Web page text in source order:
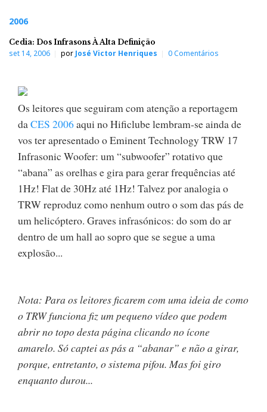
2006
Cedia: Dos Infrasons À Alta Definição
set 14, 2006 por José Victor Henriques 0 Comentários
Os leitores que seguiram com atenção a reportagem
daCES 2006aqui no Hificlube lembram-se ainda de
vos ter apresentado o Eminent Technology TRW 17
Infrasonic Woofer: um “subwoofer” rotativo que
“abana” as orelhas e gira para gerar frequências até
1Hz! Flat de 30Hz até 1Hz! Talvez por analogia o
TRW reproduz como nenhum outro o som das pás de
um helicóptero. Graves infrasónicos: do som do ar
dentro de um hall ao sopro que se segue a uma
explosão...
Nota: Para os leitores ficarem com uma ideia de como
o TRW funciona fiz um pequeno vídeo que podem
abrir no topo desta página clicando no ícone
amarelo. Só captei as pás a “abanar” e não a girar,
porque, entretanto, o sistema pifou. Mas foi giro
enquanto durou...